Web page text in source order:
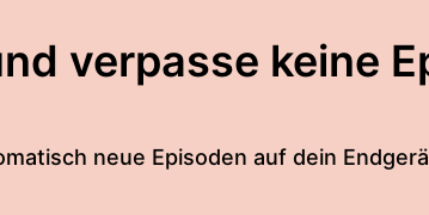
verpasse keine
neue Episoden auf dein